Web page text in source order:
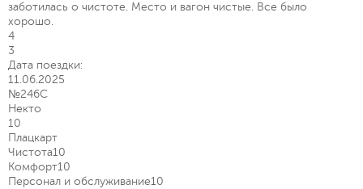
заботилась о чистоте. Место и вагон чистые. Все было
хорошо.
4
3
Дата поездки:
11.06.2025
№246С
Некто
10
Плацкарт
Чистота10
Комфорт10
Персонал и обслуживание10